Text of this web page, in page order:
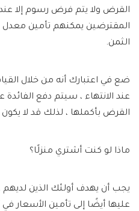
القرض ولا يتم فرض رسوم إلا عند
المقترضين يمكنهم تأمين
الثمن.
ضع في اعتبارك أنه من خلال
عند الانتهاء ، سيتم دفع
القرض بأكملها ، لذلك قد لا
ماذا لو كنت أشتري منزلًا؟
يجب أن يهدف أولئك الذين
عليها أيضًا إلى تأمين الأسعار